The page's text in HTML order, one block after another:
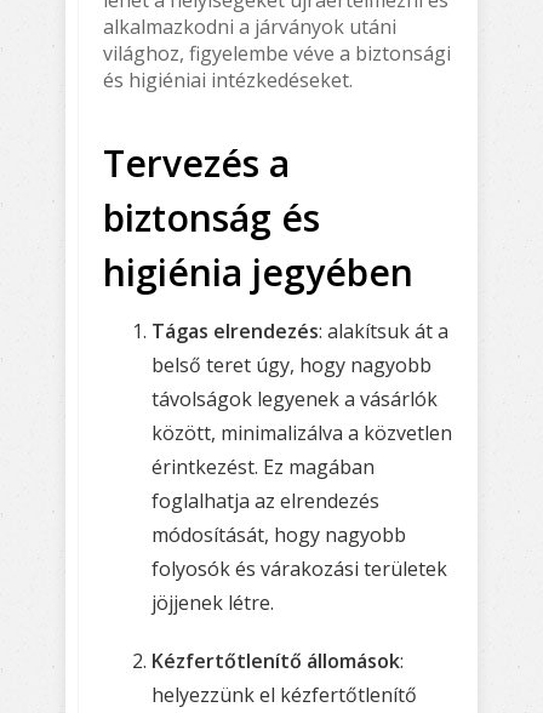
alkalmazkodni a járványok utáni
világhoz, figyelembe véve a biztonsági
és higiéniai intézkedéseket.
Tervezés a
biztonság és
higiénia jegyében
Tágas elrendezés: alakítsuk át a
belső teret úgy, hogy nagyobb
távolságok legyenek a vásárlók
között, minimalizálva a közvetlen
érintkezést. Ez magában
foglalhatja az elrendezés
módosítását, hogy nagyobb
folyosók és várakozási területek
jöjjenek létre.
Kézfertőtlenítő állomások:
helyezzünk el kézfertőtlenítő